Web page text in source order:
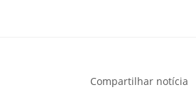
Compartilhar notícia